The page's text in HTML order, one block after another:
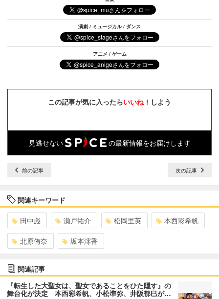
演劇 / ミュージカル / ダンス
アニメ / ゲーム
この記事が気に入ったらいいね！ しよう
見逃せない の最新情報をお届けします
前の記事 次の記事
関連キーワード
田中彪 瀬戸祐介 松岡里英 本西彩希帆
北原侑奈 坂本澪香
関連記事
『転生した大聖女は、聖女であることをひた隠す』の
舞台化が決定 本西彩希帆、小松準弥、井阪郁巳が…